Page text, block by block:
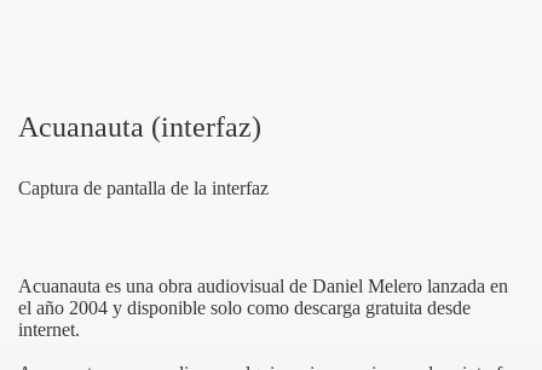
Acuanauta (interfaz)
Captura de pantalla de la interfaz
Acuanauta es una obra audiovisual de Daniel Melero lanzada en
el año 2004 y disponible solo como descarga gratuita desde
internet.